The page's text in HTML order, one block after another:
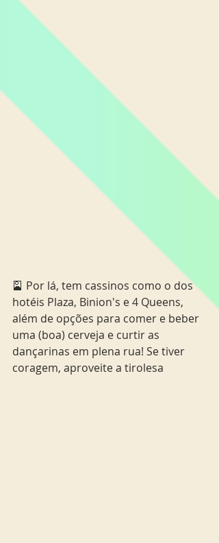
🎴 Por lá, tem cassinos como o dos
hotéis Plaza, Binion's e 4 Queens,
além de opções para comer e beber
uma (boa) cerveja e curtir as
dançarinas em plena rua! Se tiver
coragem, aproveite a tirolesa